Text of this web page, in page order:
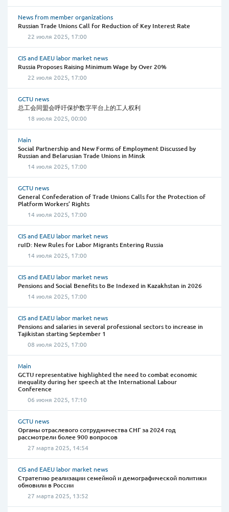
News from member organizations
Russian Trade Unions Call for Reduction of Key Interest Rate
22 июля 2025, 17:00
CIS and EAEU labor market news
Russia Proposes Raising Minimum Wage by Over 20%
22 июля 2025, 17:00
GCTU news
总工会同盟会呼吁保护数字平台上的工人权利
18 июля 2025, 00:00
Main
Social Partnership and New Forms of Employment Discussed by
Russian and Belarusian Trade Unions in Minsk
14 июля 2025, 17:00
GCTU news
General Confederation of Trade Unions Calls for the Protection of
Platform Workers’ Rights
14 июля 2025, 17:00
CIS and EAEU labor market news
ruID: New Rules for Labor Migrants Entering Russia
14 июля 2025, 17:00
CIS and EAEU labor market news
Pensions and Social Benefits to Be Indexed in Kazakhstan in 2026
14 июля 2025, 17:00
CIS and EAEU labor market news
Pensions and salaries in several professional sectors to increase in
Tajikistan starting September 1
08 июля 2025, 17:00
Main
GCTU representative highlighted the need to combat economic
inequality during her speech at the International Labour
Conference
06 июня 2025, 17:10
GCTU news
Органы отраслевого сотрудничества СНГ за 2024 год
рассмотрели более 900 вопросов
27 марта 2025, 14:54
CIS and EAEU labor market news
Стратегию реализации семейной и демографической политики
обновили в России
27 марта 2025, 13:52